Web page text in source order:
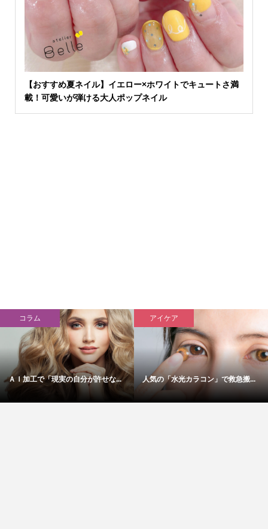
【おすすめ夏ネイル】イエロー×ホワイトでキュートさ満
載！可愛いが弾ける大人ポップネイル
コラム
ＡＩ加工で「現実の自分が許せな...
アイケア
人気の「水光カラコン」で救急搬...